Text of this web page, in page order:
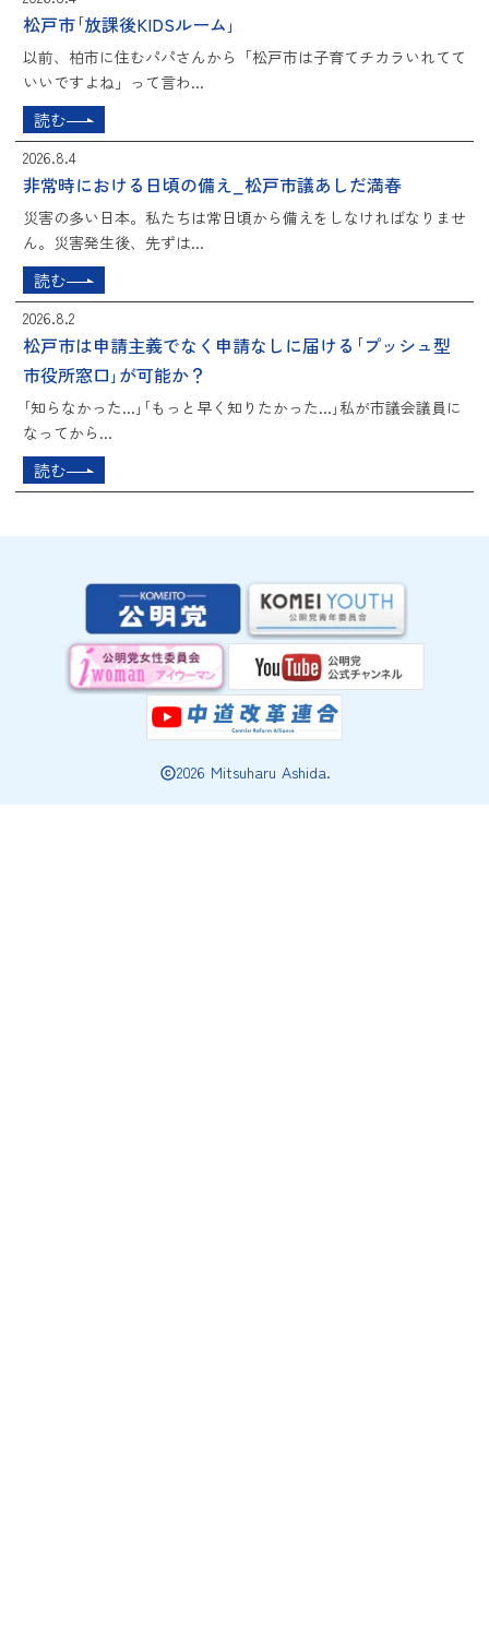
松戸市｢放課後KIDSルーム｣
以前、柏市に住むパパさんから「松戸市は子育てチカラいれてて
いいですよね」って言わ...
読む
2026.8.4
非常時における日頃の備え_松戸市議あしだ満春
災害の多い日本。私たちは常日頃から備えをしなければなりませ
ん。災害発生後、先ずは...
読む
2026.8.2
松戸市は申請主義でなく申請なしに届ける｢プッシュ型
市役所窓口｣が可能か？
｢知らなかった...｣｢もっと早く知りたかった...｣私が市議会議員に
なってから...
読む
copyright2026 Mitsuharu Ashida.